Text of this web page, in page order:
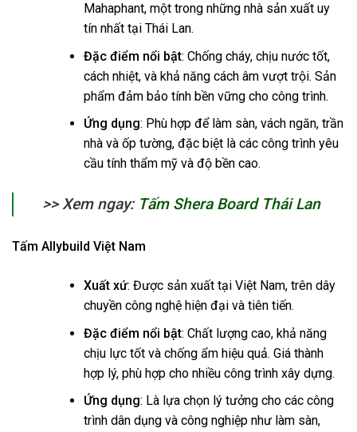
Mahaphant, một trong những nhà sản xuất uy
tín nhất tại Thái Lan.
Đặc điểm nổi bật: Chống cháy, chịu nước tốt,
cách nhiệt, và khả năng cách âm vượt trội. Sản
phẩm đảm bảo tính bền vững cho công trình.
Ứng dụng: Phù hợp để làm sàn, vách ngăn, trần
nhà và ốp tường, đặc biệt là các công trình yêu
cầu tính thẩm mỹ và độ bền cao.
>> Xem ngay: Tấm Shera Board Thái Lan
Tấm Allybuild Việt Nam
Xuất xứ: Được sản xuất tại Việt Nam, trên dây
chuyền công nghệ hiện đại và tiên tiến.
Đặc điểm nổi bật: Chất lượng cao, khả năng
chịu lực tốt và chống ẩm hiệu quả. Giá thành
hợp lý, phù hợp cho nhiều công trình xây dựng.
Ứng dụng: Là lựa chọn lý tưởng cho các công
trình dân dụng và công nghiệp như làm sàn,